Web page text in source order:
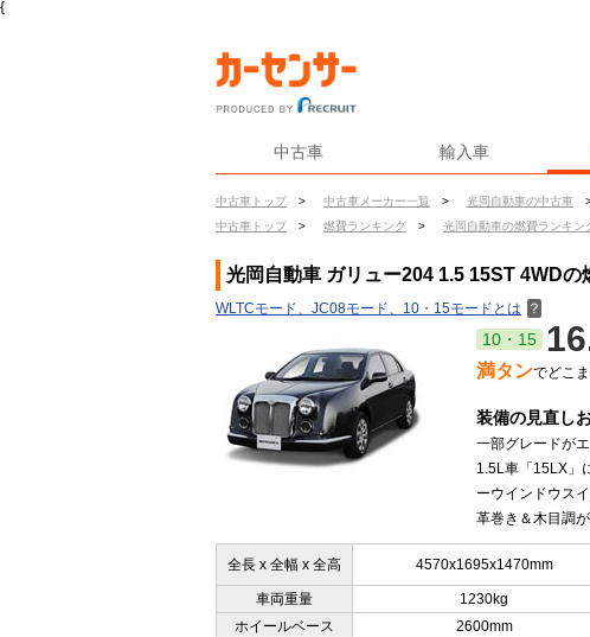
{
中古車 輸入車
中古車トップ > 中古車メーカー一覧 > 光岡自動車の中古車
中古車トップ
> 燃費ランキング > 光岡自動車の燃費ランキン
光岡自動車 ガリュー204 1.5 15ST 4WDの
WLTCモード、JC08モード、10・15モードとは ？
10・15
満タンでどこ
装備の見直し
一部グレードが
1.5L車「15LX」
ーウインドウス
革巻き＆木目調
全長 x 全幅 x 全高 4570x1695x1470mm
車両重量 1230kg
ホイールベース
2600mm